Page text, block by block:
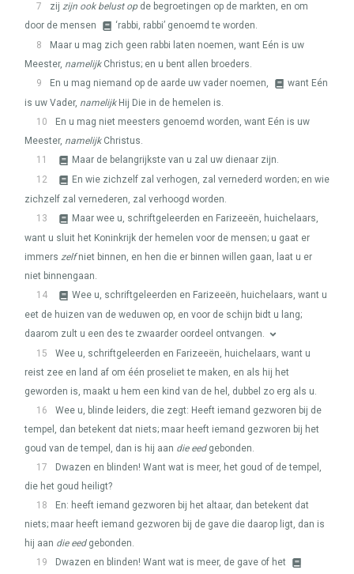
7
zij zijn ook belust op de begroetingen op de markten, en om
door de mensen
‘rabbi, rabbi’ genoemd te worden.
8
Maar u mag zich geen rabbi laten noemen, want Eén is uw
Meester, namelijkChristus; en u bent allen broeders.
9
En u mag niemand op de aarde uw vader noemen,
want Eén
is uw Vader, namelijkHij Die in de hemelen is.
10
En u mag niet meesters genoemd worden, want Eén is uw
Meester, namelijkChristus.
11
Maar de belangrijkste van u zal uw dienaar zijn.
12
En wie zichzelf zal verhogen, zal vernederd worden; en wie
zichzelf zal vernederen, zal verhoogd worden.
13
Maar wee u, schriftgeleerden en Farizeeën, huichelaars,
want u sluit het Koninkrijk der hemelen voor de mensen; u gaat er
immers zelfniet binnen, en hen die er binnen willen gaan, laat u er
niet binnengaan.
14
Wee u, schriftgeleerden en Farizeeën, huichelaars, want u
eet de huizen van de weduwen op, en voor de schijn bidt u lang;
daarom zult u een des te zwaarder oordeel ontvangen.
15
Wee u, schriftgeleerden en Farizeeën, huichelaars, want u
reist zee en land af om één proseliet te maken, en als hij het
geworden is, maakt u hem een kind van de hel, dubbel zo erg als u.
16
Wee u, blinde leiders, die zegt: Heeft iemand gezworen bij de
tempel, dan betekent dat niets; maar heeft iemand gezworen bij het
goud van de tempel, dan is hij aan die eedgebonden.
17
Dwazen en blinden! Want wat is meer, het goud of de tempel,
die het goud heiligt?
18
En: heeft iemand gezworen bij het altaar, dan betekent dat
niets; maar heeft iemand gezworen bij de gave die daarop ligt, dan is
hij aan die eedgebonden.
19
Dwazen en blinden! Want wat is meer, de gave of het